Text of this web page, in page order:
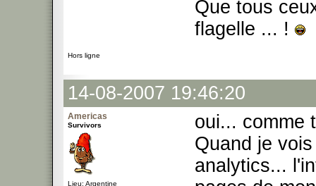
Que tous
flagelle ... !
Hors ligne
14-08-2007 19:46:20
Americas
Survivors
Lieu: Argentine
oui... comme
Quand je
analytics...